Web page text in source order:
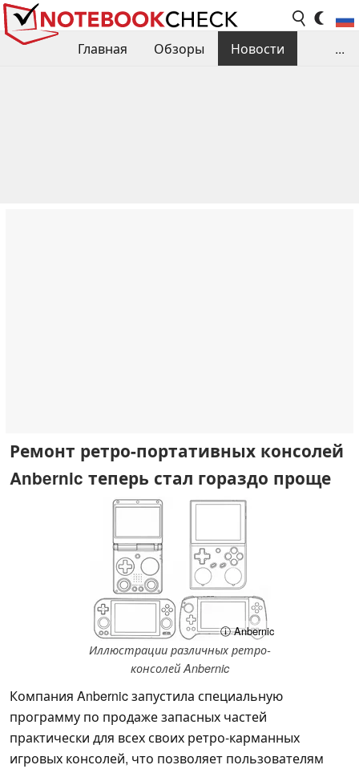
Главная Обзоры
Новости
...
Ремонт ретро-портативных консолей
Anbernic теперь стал гораздо проще
ⓘ Anbernic
Иллюстрации различных ретро-
консолей Anbernic
Компания Anbernic запустила специальную
программу по продаже запасных частей
практически для всех своих ретро-карманных
игровых консолей, что позволяет пользователям